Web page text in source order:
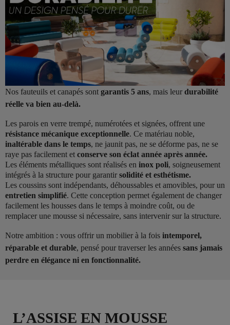
Nos fauteuils et canapés sont garantis 5 ans, mais leur durabilité
réelle va bien au-delà.
Les parois en verre trempé, numérotées et signées, offrent une
résistance mécanique exceptionnelle. Ce matériau noble,
inaltérable dans le temps, ne jaunit pas, ne se déforme pas, ne se
raye pas facilement et conserve son éclat année après année.
Les éléments métalliques sont réalisés en inox poli, soigneusement
intégrés à la structure pour garantir solidité et esthétisme.
Les coussins sont indépendants, déhoussables et amovibles, pour un
entretien simplifié. Cette conception permet également de changer
facilement les housses dans le temps à moindre coût, ou de
remplacer une mousse si nécessaire, sans intervenir sur la structure.
Notre ambition : vous offrir un mobilier à la fois intemporel,
réparable et durable, pensé pour traverser les années sans jamais
perdre en élégance ni en fonctionnalité.
L’ASSISE EN MOUSSE